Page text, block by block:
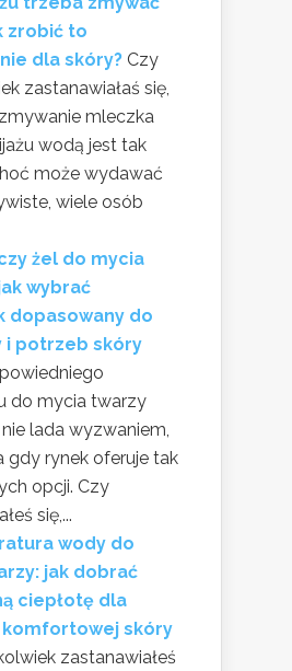
zrobić to
dla skóry? Czy
zastanawiałaś się,
mleczka
wodą jest tak
może wydawać
wiele osób
żel do mycia
wybrać
dopasowany do
i potrzeb skóry
do mycia twarzy
lada wyzwaniem,
gdy rynek oferuje tak
opcji. Czy
się,...
wody do
jak dobrać
ciepłotę dla
komfortowej skóry
zastanawiałeś